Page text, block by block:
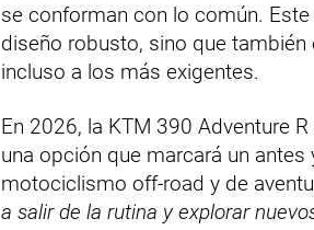
se conforman con lo común.
diseño robusto, sino que
incluso a los más exigentes.
En 2026, la KTM 390 Adventure
una opción que marcará un
motociclismo off-road y de
a salir de la rutina y explorar